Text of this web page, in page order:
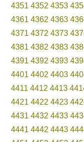
4351 4352 4353
4361 4362 4363
4371 4372 4373
4381 4382 4383
4391 4392 4393
4401 4402 4403
4411 4412 4413
4421 4422 4423
4431 4432 4433
4441 4442 4443